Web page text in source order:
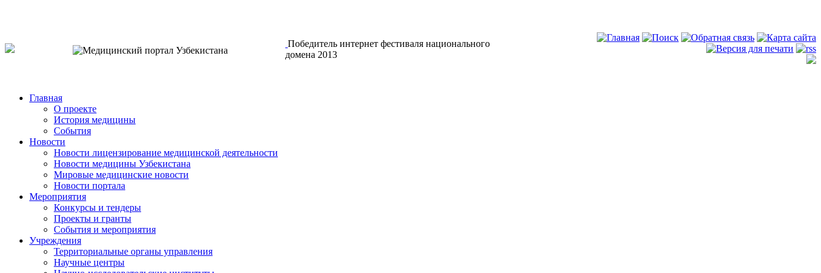
Победитель интернет фестиваля национального
домена 2013
Главная
О проекте
История медицины
События
Новости
Новости лицензирование медицинской деятельности
Новости медицины Узбекистана
Мировые медицинские новости
Новости портала
Мероприятия
Конкурсы и тендеры
Проекты и гранты
События и мероприятия
Учреждения
Территориальные органы управления
Научные центры